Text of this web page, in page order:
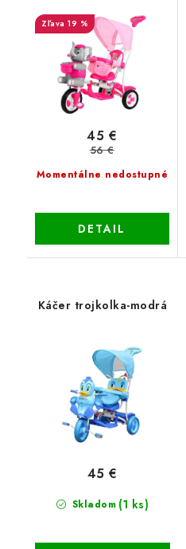
19 %
Momentálne nedostupné
45 €
56 €
DETAIL
Káčer trojkolka-modrá
Skladom (1 ks)
45 €